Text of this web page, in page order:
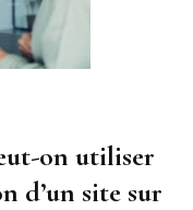
on utiliser
d’un site sur